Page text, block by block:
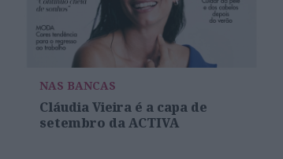
NAS BANCAS
Cláudia Vieira é a capa de
setembro da ACTIVA